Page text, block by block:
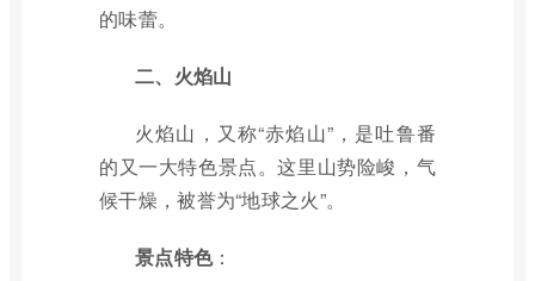
的味蕾。
二、火焰山
火焰山，又称“赤焰山”，是吐鲁番
的又一大特色景点。这里山势险峻，气
候干燥，被誉为“地球之火”。
景点特色：